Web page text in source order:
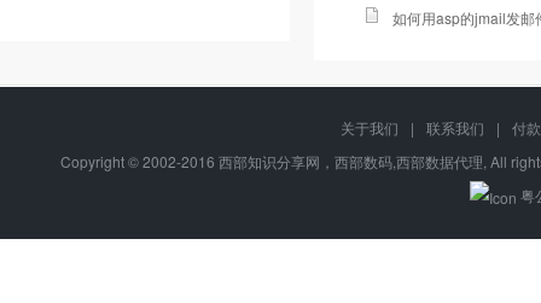
如何用asp的jmail发邮
关于我们 | 联系我们 |
付
Copyright © 2002-2016 西部知识分享网，西部数码,西部数据代理, All
粤